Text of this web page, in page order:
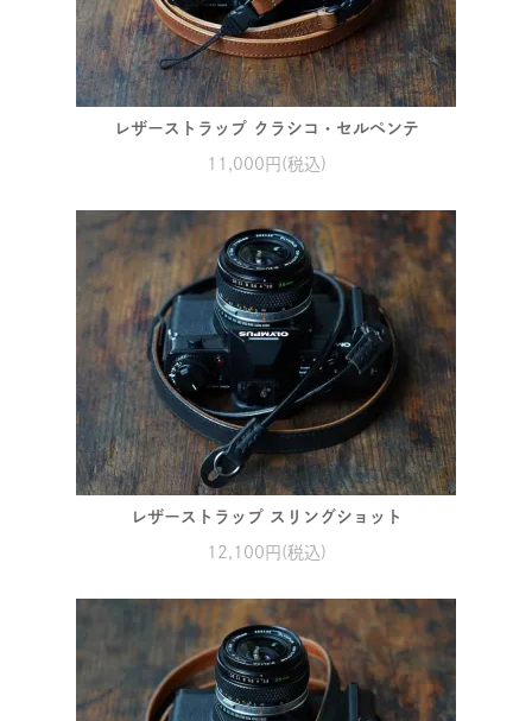
レザーストラップ クラシコ・セルペンテ
11,000円(税込)
レザーストラップ スリングショット
12,100円(税込)